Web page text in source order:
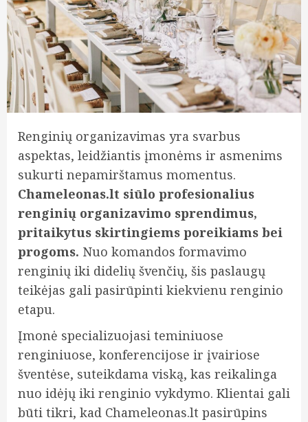
Renginių organizavimas yra svarbus
aspektas, leidžiantis įmonėms ir asmenims
sukurti nepamirštamus momentus.
Chameleonas.lt siūlo profesionalius
renginių organizavimo sprendimus,
pritaikytus skirtingiems poreikiams bei
progoms. Nuo komandos formavimo
renginių iki didelių švenčių, šis paslaugų
teikėjas gali pasirūpinti kiekvienu renginio
etapu.
Įmonė specializuojasi teminiuose
renginiuose, konferencijose ir įvairiose
šventėse, suteikdama viską, kas reikalinga
nuo idėjų iki renginio vykdymo. Klientai gali
būti tikri, kad Chameleonas.lt pasirūpins